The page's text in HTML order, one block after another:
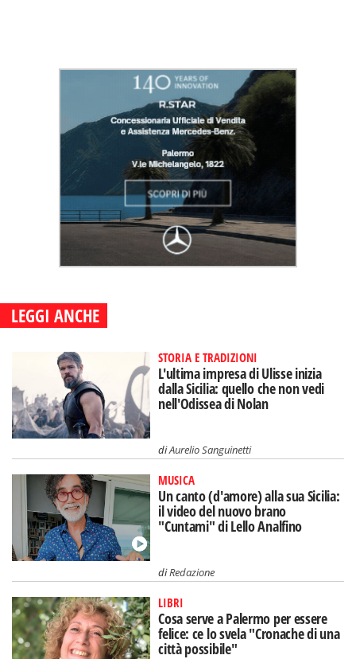
LEGGI ANCHE
STORIA E TRADIZIONI
L'ultima impresa di Ulisse inizia
dalla Sicilia: quello che non vedi
nell'Odissea di Nolan
diAurelio Sanguinetti
MUSICA
Un canto (d'amore) alla sua Sicilia:
il video del nuovo brano
"Cuntami" di Lello Analfino
diRedazione
LIBRI
Cosa serve a Palermo per essere
felice: ce lo svela "Cronache di una
città possibile"